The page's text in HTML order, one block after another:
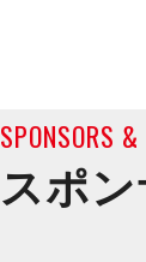
SPONSORS &
スポ